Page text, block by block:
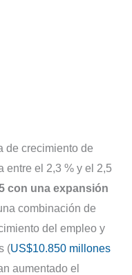
de crecimiento de
entre el 2,3 % y el 2,5
con una expansión
combinación de
del empleo y
(US$10.850 millones
aumentado el